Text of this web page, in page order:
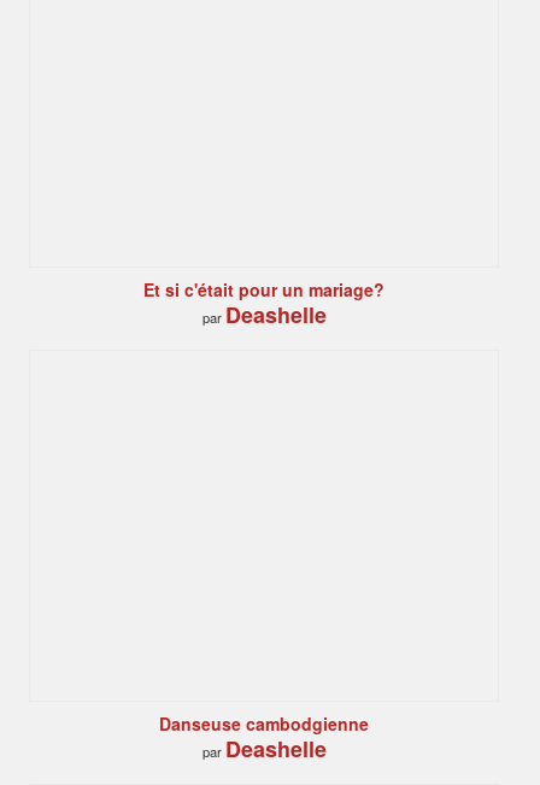
Et si c'était pour un mariage?
par Deashelle
Danseuse cambodgienne
par Deashelle